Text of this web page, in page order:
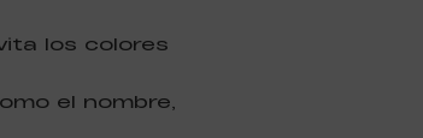
los colores
el nombre,